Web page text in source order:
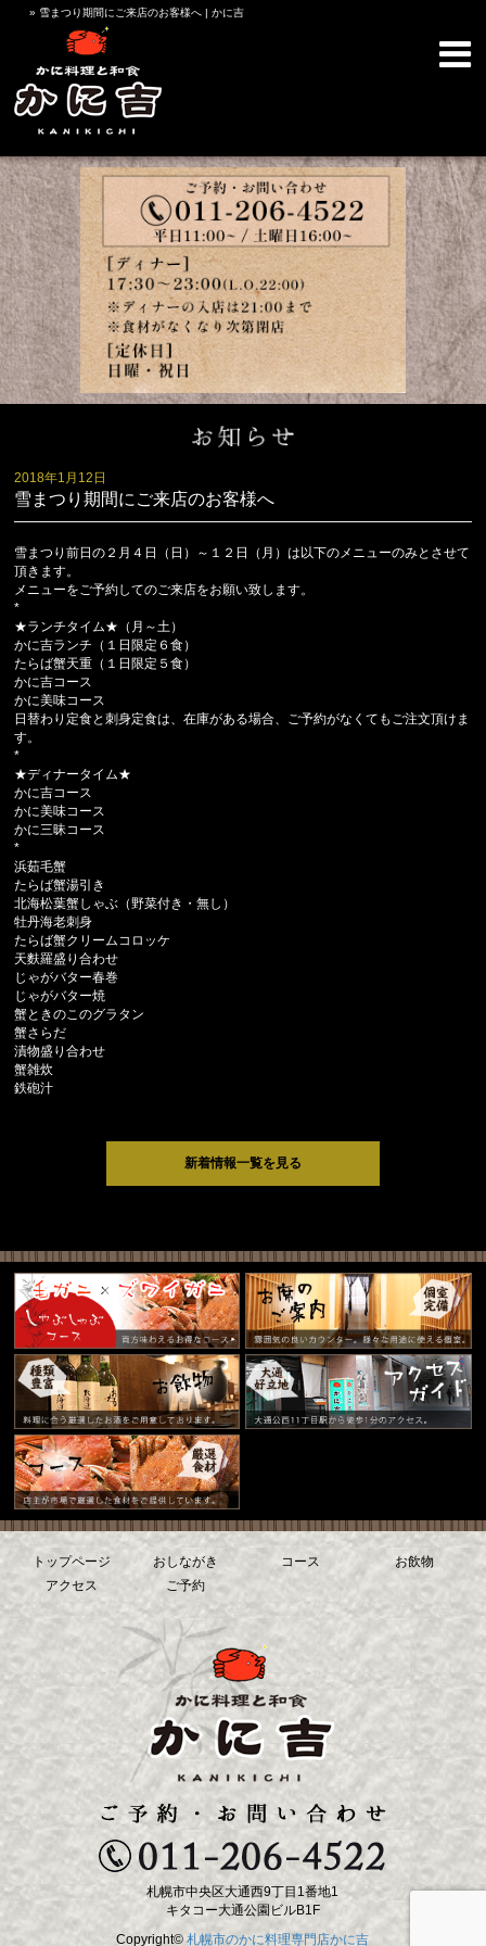
» 雪まつり期間にご来店のお客様へ | かに吉
2018年1月12日
雪まつり期間にご来店のお客様へ
雪まつり前日の２月４日（日）～１２日（月）は以下のメニューのみとさせて
頂きます。
メニューをご予約してのご来店をお願い致します。
*
★ランチタイム★（月～土）
かに吉ランチ（１日限定６食）
たらば蟹天重（１日限定５食）
かに吉コース
かに美味コース
日替わり定食と刺身定食は、在庫がある場合、ご予約がなくてもご注文頂けま
す。
*
★ディナータイム★
かに吉コース
かに美味コース
かに三昧コース
*
浜茹毛蟹
たらば蟹湯引き
北海松葉蟹しゃぶ（野菜付き・無し）
牡丹海老刺身
たらば蟹クリームコロッケ
天麩羅盛り合わせ
じゃがバター春巻
じゃがバター焼
蟹ときのこのグラタン
蟹さらだ
漬物盛り合わせ
蟹雑炊
鉄砲汁
新着情報一覧を見る
トップページ おしながき コース
お飲物
アクセス
ご予約
札幌市中央区大通西9丁目1番地1
キタコー大通公園ビルB1F
Copyright©札幌市のかに料理専門店かに吉